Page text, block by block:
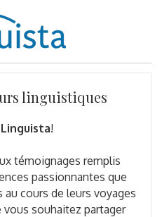
linguistiques
Linguista!
témoignages remplis
passionnantes que
cours de leurs voyages
souhaitez partager